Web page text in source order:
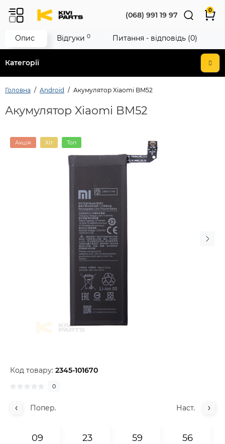
Категорії
(068) 991 19 97
0
Головна Android Акумулятор Xiaomi BM52
Акумулятор Xiaomi BM52
Акція Хіт Топ
Код товару: 2345-101670
0
Попер. Наст.
09 23 59 55
Опис Відгуки 0 Питання - відповідь (0)